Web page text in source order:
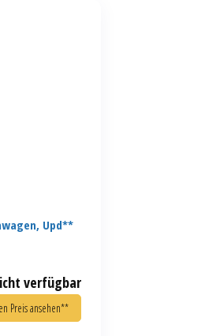
Upd**
verfügbar
Preis ansehen**